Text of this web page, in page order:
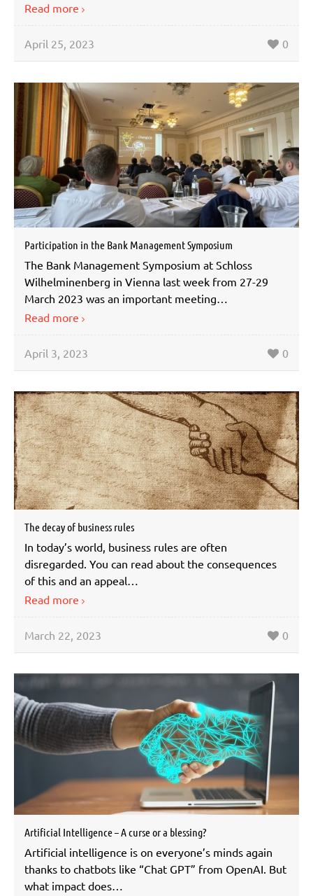
Read more
April 25, 2023 0
Participation in the Bank Management Symposium
The Bank Management Symposium at Schloss
Wilhelminenberg in Vienna last week from 27-29
March 2023 was an important meeting…
Read more
April 3, 2023 0
The decay of business rules
In today’s world, business rules are often
disregarded. You can read about the consequences
of this and an appeal…
Read more
March 22, 2023 0
Artificial Intelligence – A curse or a blessing?
Artificial intelligence is on everyone’s minds again
thanks to chatbots like “Chat GPT” from OpenAI. But
what impact does…